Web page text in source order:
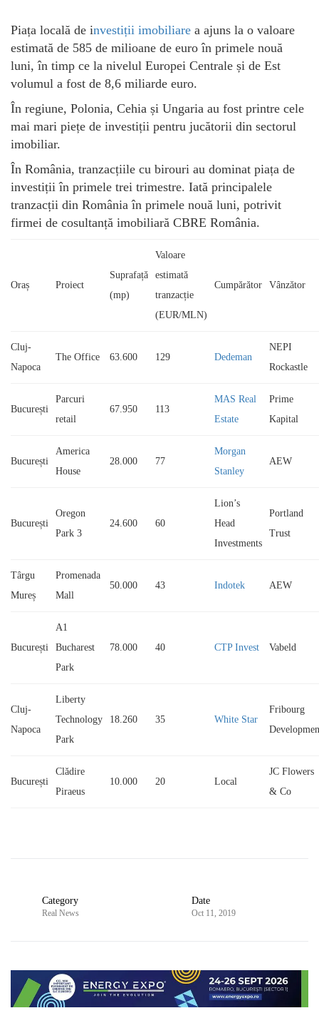
Piața locală de investiții imobiliare a ajuns la o valoare
estimată de 585 de milioane de euro în primele nouă
luni, în timp ce la nivelul Europei Centrale și de Est
volumul a fost de 8,6 miliarde euro.
În regiune, Polonia, Cehia și Ungaria au fost printre cele
mai mari piețe de investiții pentru jucătorii din sectorul
imobiliar.
În România, tranzacțiile cu birouri au dominat piața de
investiții în primele trei trimestre. Iată principalele
tranzacții din România în primele nouă luni, potrivit
firmei de cosultanță imobiliară CBRE România.
Oraș Proiect
Suprafață
(mp)
Valoare
estimată
tranzacție
(EUR/MLN)
Cumpărător Vânzător
Cluj-
Napoca
The Office 63.600 129 Dedeman
NEPI
Rockastle
București
Parcuri
retail
67.950 113
MAS Real
Estate
Prime
Kapital
București
America
House
28.000 77
Morgan
Stanley
AEW
București
Oregon
Park 3
24.600 60
Lion’s
Head
Investments
Portland
Trust
Târgu
Mureș
Promenada
Mall
50.000 43 Indotek AEW
București
A1
Bucharest
Park
78.000 40 CTP Invest Vabeld
Cluj-
Napoca
Liberty
Technology
Park
18.260 35 White Star
Fribourg
București
Clădire
Piraeus
10.000 20 Local
JC Flowers
& Co
Category
Real News
Date
Oct 11, 2019